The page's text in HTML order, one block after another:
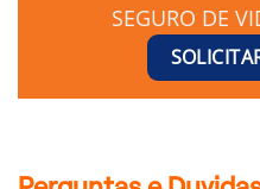
SEGURO DE